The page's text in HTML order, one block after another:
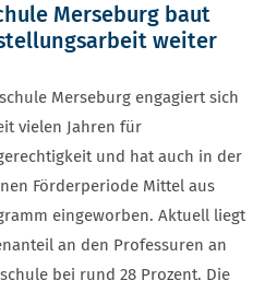
Merseburg baut
weiter
Merseburg engagiert sich
vielen Jahren für
und hat auch in der
Förderperiode Mittel aus
eingeworben. Aktuell liegt
an den Professuren an
bei rund 28 Prozent. Die